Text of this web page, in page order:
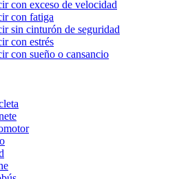
con exceso de velocidad
con fatiga
sin cinturón de seguridad
con estrés
con sueño o cansancio